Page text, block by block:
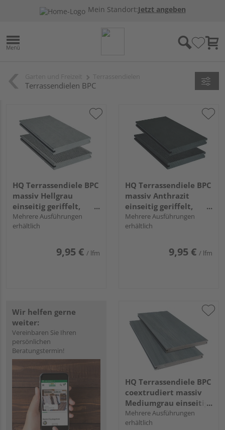
Mein Standort:Jetzt angeben
Terrassendielen BPC
HQ Terrassendiele BPC
massiv Hellgrau
einseitig geriffelt,
einseitig glatt,
längsseitige Nut, Miru
Mehrere Ausführungen
erhältlich
9,95 € / lfm
HQ Terrassendiele BPC
massiv Anthrazit
einseitig geriffelt,
einseitig glatt,
längsseitige Nut, Miru
Mehrere Ausführungen
erhältlich
9,95 € / lfm
Wir helfen gerne
weiter:
Vereinbaren Sie Ihren
persönlichen
Beratungstermin!
HQ Terrassendiele BPC
coextrudiert massiv
Mediumgrau einseitig
Holzstruktur, einseitig
geriffelt, längsseitige
Mehrere Ausführungen
erhältlich